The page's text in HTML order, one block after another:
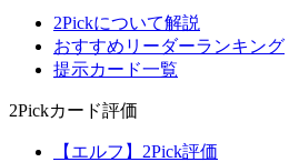
2Pickについて解説
おすすめリーダーランキング
提示カード一覧
2Pickカード評価
【エルフ】2Pick評価